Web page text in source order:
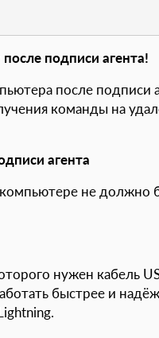
подписи агента!
после подписи
команды на
агента
не должно
нужен кабель
быстрее и